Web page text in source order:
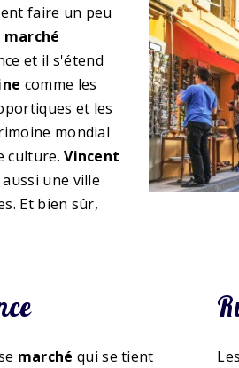
faire un peu
marché
et il s'étend
comme les
et les
mondial
culture.Vincent
une ville
Et bien sûr,
marché qui se tient